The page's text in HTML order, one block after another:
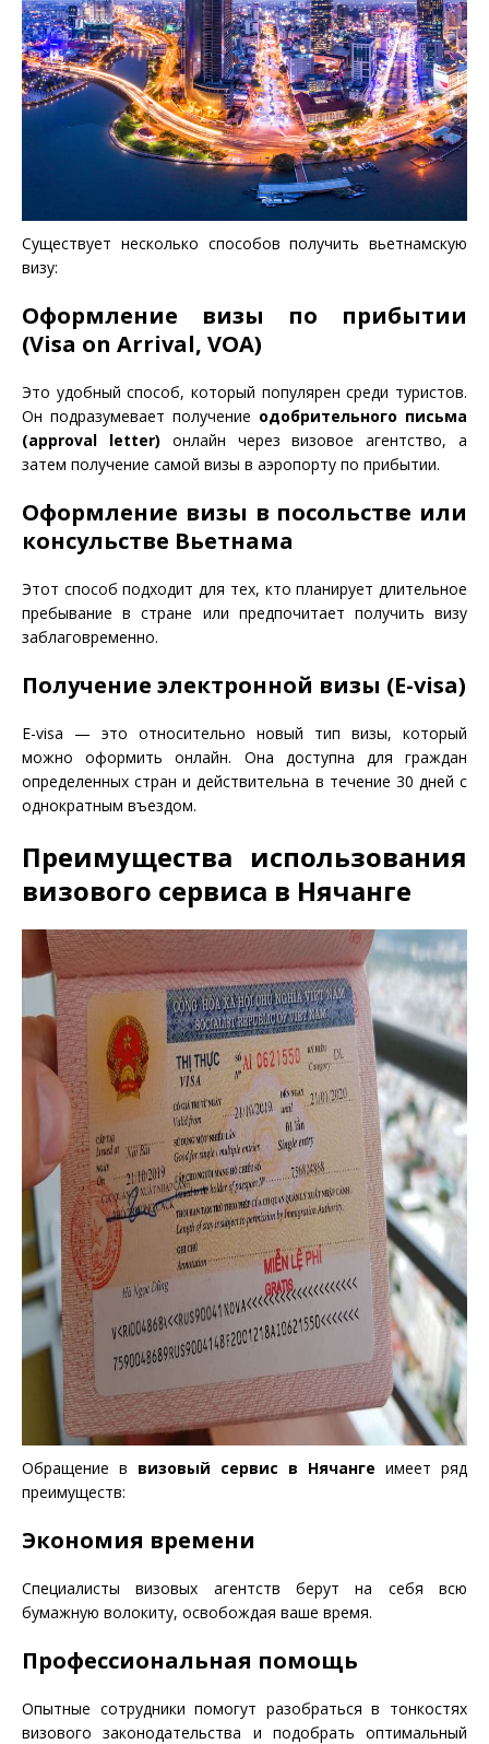
Существует несколько способов получить вьетнамскую
визу:
Оформление визы по прибытии
(Visa on Arrival, VOA)
Это удобный способ, который популярен среди туристов.
Он подразумевает получение одобрительного письма
(approval letter) онлайн через визовое агентство, а
затем получение самой визы в аэропорту по прибытии.
Оформление визы в посольстве или
консульстве Вьетнама
Этот способ подходит для тех, кто планирует длительное
пребывание в стране или предпочитает получить визу
заблаговременно.
Получение электронной визы (E-visa)
E-visa — это относительно новый тип визы, который
можно оформить онлайн. Она доступна для граждан
определенных стран и действительна в течение 30 дней с
однократным въездом.
Преимущества использования
визового сервиса в Нячанге
Обращение в визовый сервис в Нячанге имеет ряд
преимуществ:
Экономия времени
Специалисты визовых агентств берут на себя всю
бумажную волокиту, освобождая ваше время.
Профессиональная помощь
Опытные сотрудники помогут разобраться в тонкостях
визового законодательства и подобрать оптимальный